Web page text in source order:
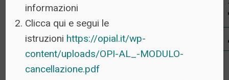
TUTTE LE NEWS
4 Agosto 2026 - Senza categoria
informazioni
Clicca qui e segui le
istruzioni https://opial.it/wp-
content/uploads/OPI-AL_-MODULO-
cancellazione.pdf